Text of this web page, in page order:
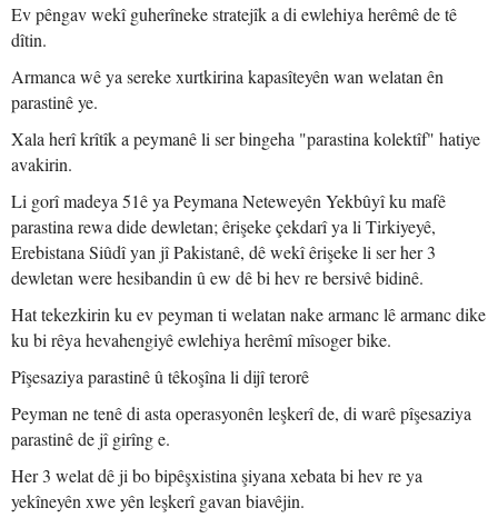
Ev pêngav wekî guherîneke stratejîk a di ewlehiya herêmê de tê
dîtin.
Armanca wê ya sereke xurtkirina kapasîteyên wan welatan ên
parastinê ye.
Xala herî krîtîk a peymanê li ser bingeha "parastina kolektîf" hatiye
avakirin.
Li gorî madeya 51ê ya Peymana Neteweyên Yekbûyî ku mafê
parastina rewa dide dewletan; êrişeke çekdarî ya li Tirkiyeyê,
Erebistana Siûdî yan jî Pakistanê, dê wekî êrişeke li ser her 3
dewletan were hesibandin û ew dê bi hev re bersivê bidinê.
Hat tekezkirin ku ev peyman ti welatan nake armanc lê armanc dike
ku bi rêya hevahengiyê ewlehiya herêmî mîsoger bike.
Pîşesaziya parastinê û têkoşîna li dijî terorê
Peyman ne tenê di asta operasyonên leşkerî de, di warê pîşesaziya
parastinê de jî girîng e.
Her 3 welat dê ji bo bipêşxistina şiyana xebata bi hev re ya
yekîneyên xwe yên leşkerî gavan biavêjin.